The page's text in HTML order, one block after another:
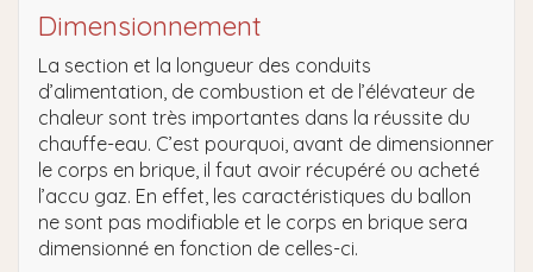
Dimensionnement
La section et la longueur des conduits
d’alimentation, de combustion et de l’élévateur de
chaleur sont très importantes dans la réussite du
chauffe-eau. C’est pourquoi, avant de dimensionner
le corps en brique, il faut avoir récupéré ou acheté
l’accu gaz. En effet, les caractéristiques du ballon
ne sont pas modifiable et le corps en brique sera
dimensionné en fonction de celles-ci.